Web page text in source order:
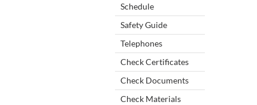
Schedule
Safety Guide
Telephones
Check Certificates
Check Documents
Check Materials